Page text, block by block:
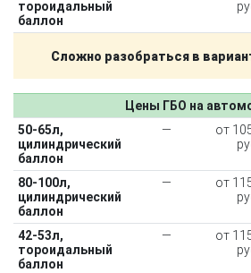
тороидальный
баллон
Сложно разобраться в
Цены ГБО на
50-65л,
цилиндрический
баллон
—
от
80-100л,
цилиндрический
баллон
—
от
42-53л,
тороидальный
баллон
—
от